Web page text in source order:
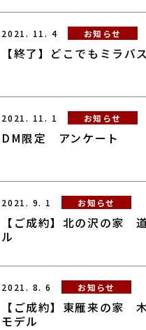
2021. 11. 4 お知らせ
【終了】どこでもミラバス
2021. 11. 1 お知らせ
DM限定 アンケート
2021. 9. 1 お知らせ
【ご成約】北の沢の家
ル
2021. 8. 6 お知らせ
【ご成約】東雁来の家
モデル